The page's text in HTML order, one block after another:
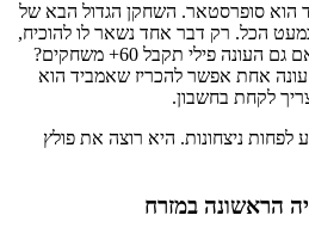
הוא סופרסטאר. השחקן הגדול הבא של
הכל. רק דבר אחד נשאר לו להוכיח,
שהוא מסוגל להישאר בריא. האם גם העונה פילי תקבל 60+ משחקים?
אחת אפשר להכריז שאמביד הוא
לקחת בחשבון.
לפחות ניצחונות. היא רוצה את פולץ